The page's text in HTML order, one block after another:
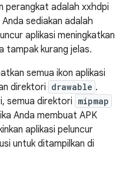
perangkat adalah xxhdpi
sediakan adalah
aplikasi meningkatkan
tampak kurang jelas.
semua ikon aplikasi
direktori drawable .
semua direktori mipmap
Anda membuat APK
aplikasi peluncur
untuk ditampilkan di